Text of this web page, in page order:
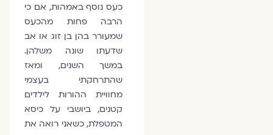
כעס נוסף באמהות, אם כי
הרבה פחות מהכעס
שמעורר בהן בן זוג או אב
שדעתו שונה משלהן.
במשך השנים, ומאז
שהתרחקתי בעצמי
מחוויית ההורות לילדים
קטנים, ביושבי על כיסא
המטפלת, כשאני רואה את